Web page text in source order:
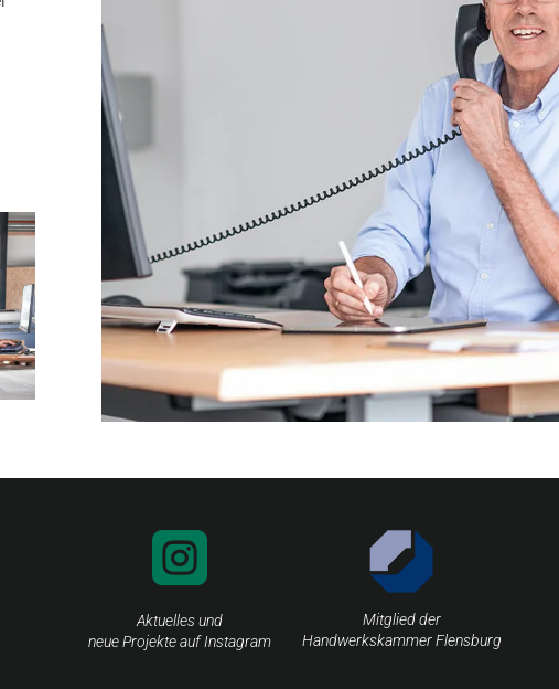

Aktuelles und
neue Projekte auf Instagram
Mitglied der
Handwerkskammer Flensburg